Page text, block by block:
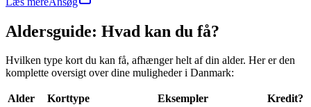
Aldersguide: Hvad kan du få?
Hvilken type kort du kan få, afhænger helt af din alder. Her er den
komplette oversigt over dine muligheder i Danmark:
Alder Korttype Eksempler
Kredit?